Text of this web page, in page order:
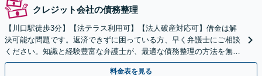
クレジット会社の債務整理
【川口駅徒歩3分】【法テラス利用可】【法人破産対応可】借金は解
決可能な問題です。返済できずに困っている方、早く弁護士にご相談
ください。知識と経験豊富な弁護士が、最適な債務整理の方法を無料
で診断します。
料金表を見る